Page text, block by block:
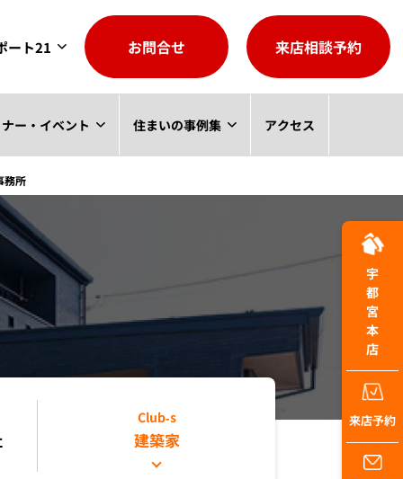
ート21 お問合せ 来店相談予約
ー・イベント 住まいの事例集 アクセス
務所
Club-s
建築家
宇都宮本店
来店予約